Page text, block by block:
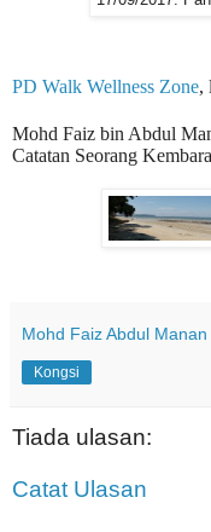
PD Walk Wellness Zone,
Mohd Faiz bin Abdul
Catatan Seorang Kembara
Mohd Faiz Abdul Manan
Kongsi
Tiada ulasan:
Catat Ulasan